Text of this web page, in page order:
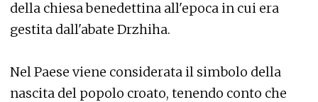
della chiesa benedettina all'epoca in cui era
gestita dall'abate Drzhiha.
Nel Paese viene considerata il simbolo della
nascita del popolo croato, tenendo conto che